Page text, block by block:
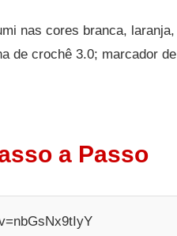
nas cores branca,
de crochê 3.0; marcador
a Passo